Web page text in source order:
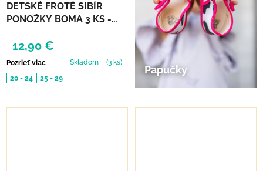
DETSKÉ FROTÉ SIBÍR
PONOŽKY BOMA 3 KS -
12,90 €
Pozrieť viac Skladom
(3 ks)
20 - 24
25 - 29
Papučky